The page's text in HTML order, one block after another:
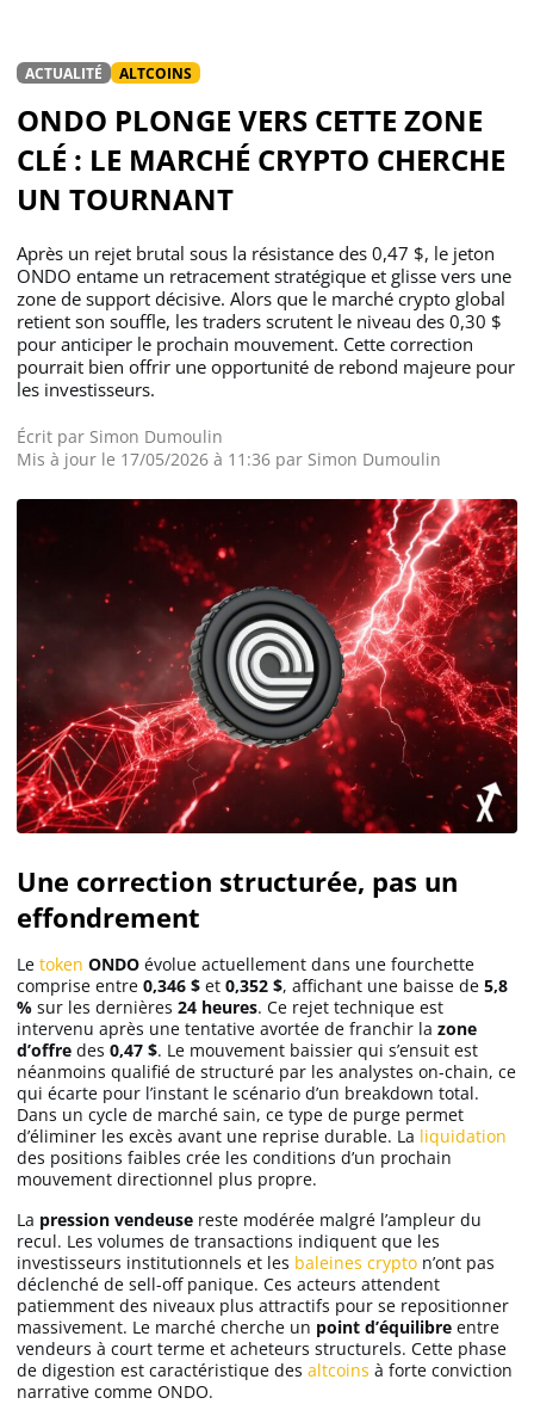
ACTUALITÉ ALTCOINS
ONDO PLONGE VERS CETTE ZONE
CLÉ : LE MARCHÉ CRYPTO CHERCHE
UN TOURNANT
Après un rejet brutal sous la résistance des 0,47 $, le jeton
ONDO entame un retracement stratégique et glisse vers une
zone de support décisive. Alors que le marché crypto global
retient son souffle, les traders scrutent le niveau des 0,30 $
pour anticiper le prochain mouvement. Cette correction
pourrait bien offrir une opportunité de rebond majeure pour
les investisseurs.
Écrit par Simon Dumoulin
Mis à jour le 17/05/2026 à 11:36 par Simon Dumoulin
Une correction structurée, pas un
effondrement
Le token ONDO évolue actuellement dans une fourchette
comprise entre 0,346 $ et 0,352 $, affichant une baisse de 5,8
% sur les dernières 24 heures. Ce rejet technique est
intervenu après une tentative avortée de franchir la zone
d’offre des 0,47 $. Le mouvement baissier qui s’ensuit est
néanmoins qualifié de structuré par les analystes on-chain, ce
qui écarte pour l’instant le scénario d’un breakdown total.
Dans un cycle de marché sain, ce type de purge permet
d’éliminer les excès avant une reprise durable. La liquidation
des positions faibles crée les conditions d’un prochain
mouvement directionnel plus propre.
La pression vendeuse reste modérée malgré l’ampleur du
recul. Les volumes de transactions indiquent que les
investisseurs institutionnels et les baleines crypto n’ont pas
déclenché de sell-off panique. Ces acteurs attendent
patiemment des niveaux plus attractifs pour se repositionner
massivement. Le marché cherche un point d’équilibre entre
vendeurs à court terme et acheteurs structurels. Cette phase
de digestion est caractéristique des altcoins à forte conviction
narrative comme ONDO.